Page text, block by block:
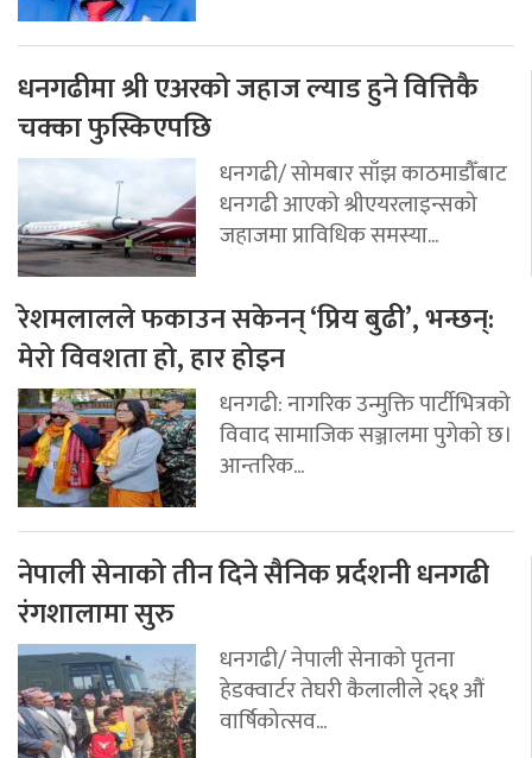
धनगढीमा श्री एअरको जहाज ल्याड हुने वित्तिकै
चक्का फुस्किएपछि
धनगढी/ सोमबार साँझ काठमाडौँबाट
धनगढी आएको श्रीएयरलाइन्सको
जहाजमा प्राविधिक समस्या...
रेशमलालले फकाउन सकेनन् ‘प्रिय बुढी’, भन्छन्:
मेरो विवशता हो, हार होइन
धनगढी: नागरिक उन्मुक्ति पार्टीभित्रको
विवाद सामाजिक सञ्जालमा पुगेको छ।
आन्तरिक...
नेपाली सेनाको तीन दिने सैनिक प्रर्दशनी धनगढी
रंगशालामा सुरु
धनगढी/ नेपाली सेनाको पृतना
हेडक्वार्टर तेघरी कैलालीले २६१ औं
वार्षिकोत्सव...